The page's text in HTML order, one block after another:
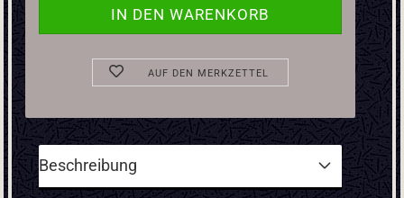
AUF DEN MERKZETTEL
Beschreibung